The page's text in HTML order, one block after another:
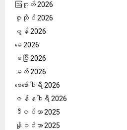
ခြင်း
ဩဂုတ် 2026
ဇူလိုင် 2026
ဇွန် 2026
မေ 2026
ဧပြီ 2026
မတ် 2026
ဖေ‌ဖော်ဝါရီ 2026
ဇန်နဝါရီ 2026
ဒီဇင်ဘာ 2025
နိုဝင်ဘာ 2025